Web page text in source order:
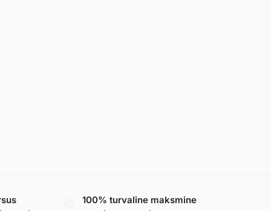
100% turvaline maksmine